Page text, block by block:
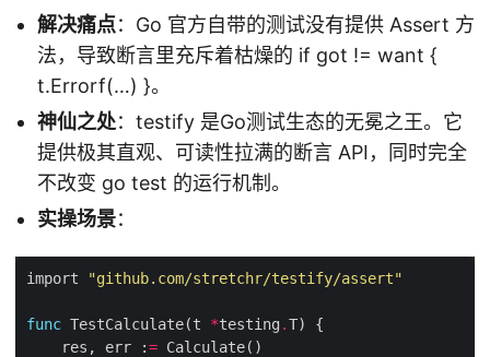
解决痛点：Go 官方自带的测试没有提供 Assert 方
法，导致断言里充斥着枯燥的 if got != want {
t.Errorf(…) }。
神仙之处：testify 是Go测试生态的无冕之王。它
提供极其直观、可读性拉满的断言 API，同时完全
不改变 go test 的运行机制。
实操场景：
import "github.com/stretchr/testify/assert"
func TestCalculate(t *testing .
    res, err :
=